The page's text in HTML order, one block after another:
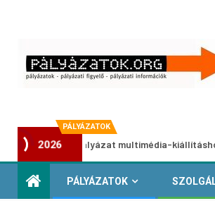
PÁLYÁZATOK
2026
Alkotói pályázat multimédia-kiállításhoz
PÁLYÁZATOK